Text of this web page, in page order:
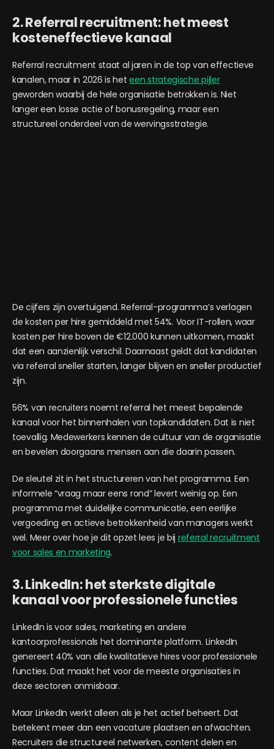
2. Referral recruitment: het meest
kosteneffectieve kanaal
Referral recruitment staat al jaren in de top van effectieve
kanalen, maar in 2026 is heteen strategische pijler
geworden waarbij de hele organisatie betrokken is. Niet
langer een losse actie of bonusregeling, maar een
structureel onderdeel van de wervingsstrategie.
De cijfers zijn overtuigend. Referral-programma’s verlagen
de kosten per hire gemiddeld met 54%. Voor IT-rollen, waar
kosten per hire boven de €12.000 kunnen uitkomen, maakt
dat een aanzienlijk verschil. Daarnaast geldt dat kandidaten
via referral sneller starten, langer blijven en sneller productief
zijn.
56% van recruiters noemt referral het meest bepalende
kanaal voor het binnenhalen van topkandidaten. Dat is niet
toevallig. Medewerkers kennen de cultuur van de organisatie
en bevelen doorgaans mensen aan die daarin passen.
De sleutel zit in het structureren van het programma. Een
informele “vraag maar eens rond” levert weinig op. Een
programma met duidelijke communicatie, een eerlijke
vergoeding en actieve betrokkenheid van managers werkt
wel. Meer over hoe je dit opzet lees je bij referral recruitment
voor sales en marketing.
3. LinkedIn: het sterkste digitale
kanaal voor professionele functies
LinkedIn is voor sales, marketing en andere
kantoorprofessionals het dominante platform. LinkedIn
genereert 40% van alle kwalitatieve hires voor professionele
functies. Dat maakt het voor de meeste organisaties in
deze sectoren onmisbaar.
Maar LinkedIn werkt alleen als je het actief beheert. Dat
betekent meer dan een vacature plaatsen en afwachten.
Recruiters die structureel netwerken, content delen en